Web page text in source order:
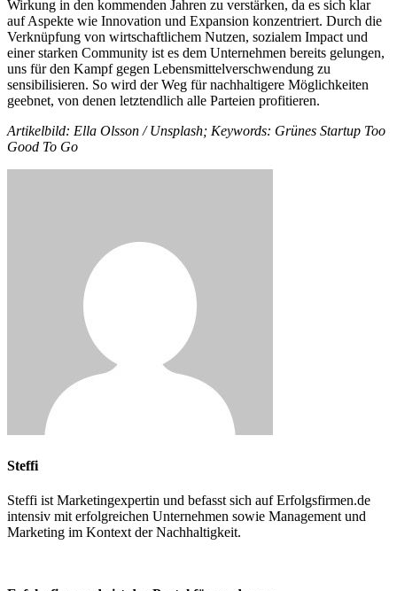
Wirkung in den kommenden Jahren zu verstärken, da es sich klar
auf Aspekte wie Innovation und Expansion konzentriert. Durch die
Verknüpfung von wirtschaftlichem Nutzen, sozialem Impact und
einer starken Community ist es dem Unternehmen bereits gelungen,
uns für den Kampf gegen Lebensmittelverschwendung zu
sensibilisieren. So wird der Weg für nachhaltigere Möglichkeiten
geebnet, von denen letztendlich alle Parteien profitieren.
Artikelbild: Ella Olsson / Unsplash; Keywords: Grünes Startup Too
Good To Go
Steffi
Steffi ist Marketingexpertin und befasst sich auf Erfolgsfirmen.de
intensiv mit erfolgreichen Unternehmen sowie Management und
Marketing im Kontext der Nachhaltigkeit.